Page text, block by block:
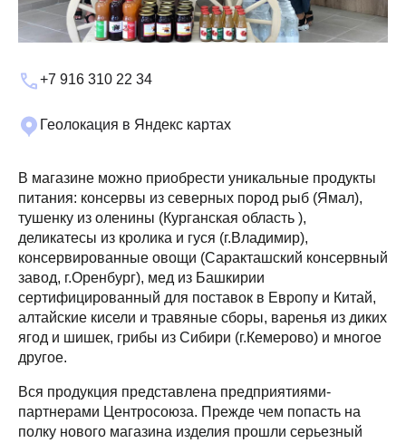
+7 916 310 22 34
Геолокация в Яндекс картах
В магазине можно приобрести уникальные продукты
питания: консервы из северных пород рыб (Ямал),
тушенку из оленины (Курганская область ),
деликатесы из кролика и гуся (г.Владимир),
консервированные овощи (Саракташский консервный
завод, г.Оренбург), мед из Башкирии
сертифицированный для поставок в Европу и Китай,
алтайские кисели и травяные сборы, варенья из диких
ягод и шишек, грибы из Сибири (г.Кемерово) и многое
другое.
Вся продукция представлена предприятиями-
партнерами Центросоюза. Прежде чем попасть на
полку нового магазина изделия прошли серьезный